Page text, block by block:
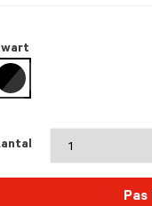
geselecteerd